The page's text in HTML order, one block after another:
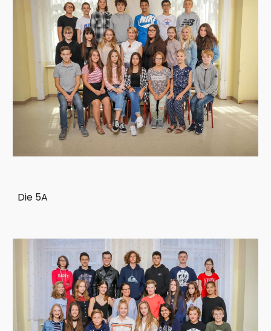
Die 5A